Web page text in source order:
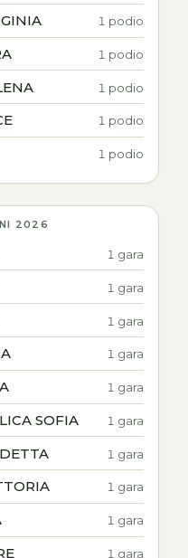
1 podio
1 podio
1 podio
1 podio
1 podio
2026
1 gara
1 gara
1 gara
1 gara
1 gara
SOFIA 1 gara
1 gara
1 gara
1 gara
1 gara